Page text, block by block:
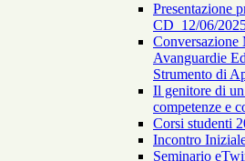
Presentazione
CD_12/06/
Avanguardie
Strumento di
Il genitore di
competenze e
Corsi studenti
Incontro
Seminario